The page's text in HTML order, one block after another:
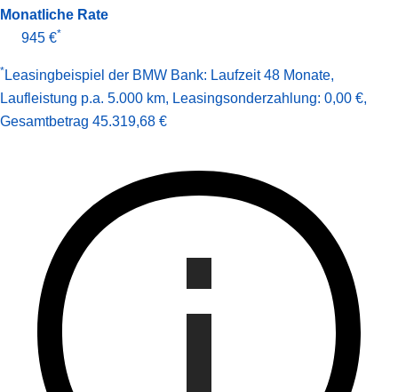
Monatliche Rate
945 €*
* Leasingbeispiel der BMW Bank: Laufzeit 48 Monate,
Laufleistung p.a. 5.000 km, Leasingsonderzahlung: 0,00 €,
Gesamt­betrag 45.319,68 €